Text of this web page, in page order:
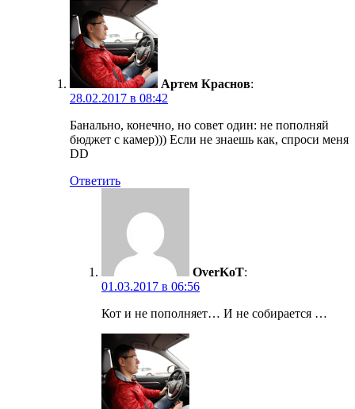
Артем Краснов:
28.02.2017 в 08:42
Банально, конечно, но совет один: не пополняй
бюджет с камер))) Если не знаешь как, спроси меня
DD
Ответить
OverKoT:
01.03.2017 в 06:56
Кот и не пополняет… И не собирается …